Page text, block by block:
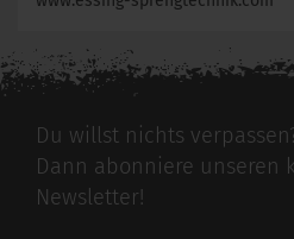
Du willst nichts
Dann abonniere unseren
Newsletter!